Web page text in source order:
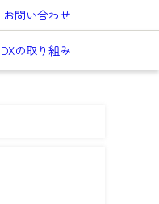
お問い合わせ
の取り組み